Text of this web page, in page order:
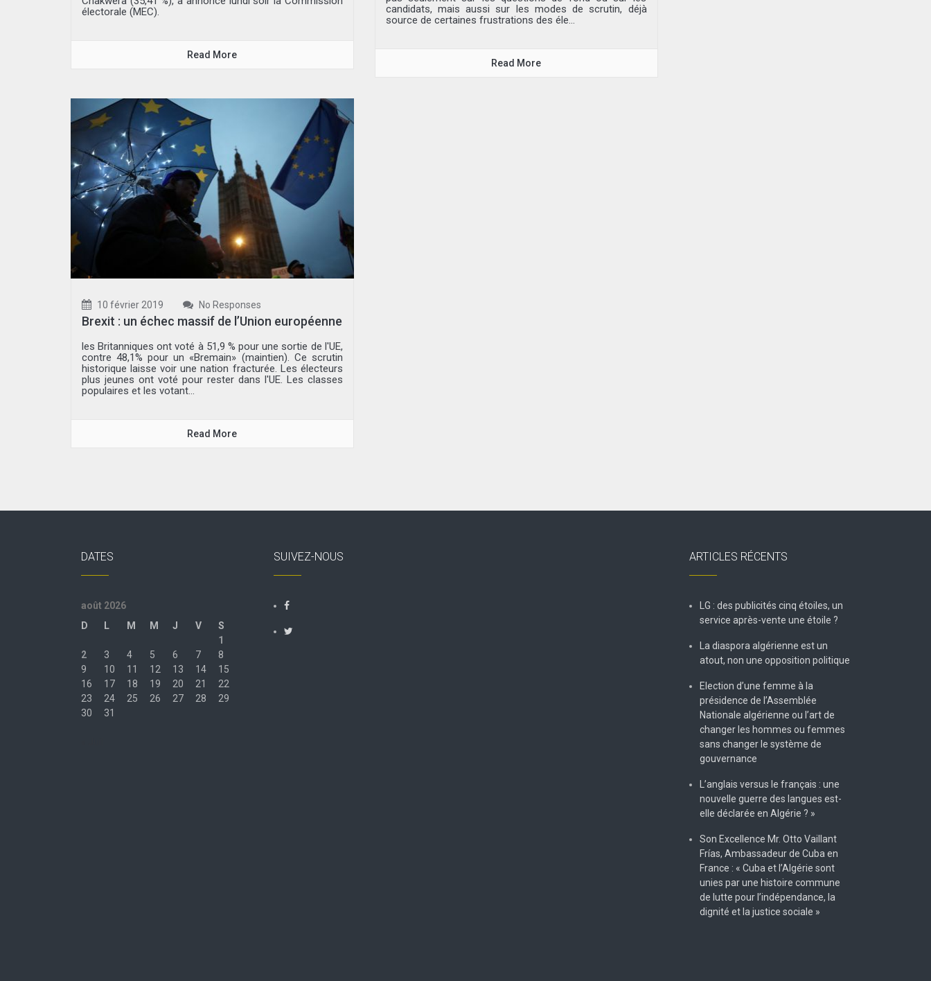
électorale (MEC).
Read More
candidats, mais aussi sur les modes de scrutin, déjà
source de certaines frustrations des éle...
Read More
10 février 2019 No Responses
Brexit : un échec massif de l’Union européenne
les Britanniques ont voté à 51,9 % pour une sortie de l'UE,
contre 48,1% pour un «Bremain» (maintien). Ce scrutin
historique laisse voir une nation fracturée. Les électeurs
plus jeunes ont voté pour rester dans l'UE. Les classes
populaires et les votant...
Read More
DATES
août 2026
D
L M M J V
S
1
2
3 4 5 6 7
8
9
10 11 12 13 14
15
16
17 18 19 20 21
22
23
24 25 26 27 28
29
30
31
SUIVEZ-NOUS ARTICLES RÉCENTS
LG : des publicités cinq étoiles, un
service après-vente une étoile ?
La diaspora algérienne est un
atout, non une opposition politique
Election d’une femme à la
présidence de l’Assemblée
Nationale algérienne ou l’art de
changer les hommes ou femmes
sans changer le système de
gouvernance
L’anglais versus le français : une
nouvelle guerre des langues est-
elle déclarée en Algérie ? »
Son Excellence Mr. Otto Vaillant
Frías, Ambassadeur de Cuba en
France : « Cuba et l’Algérie sont
unies par une histoire commune
de lutte pour l’indépendance, la
dignité et la justice sociale »